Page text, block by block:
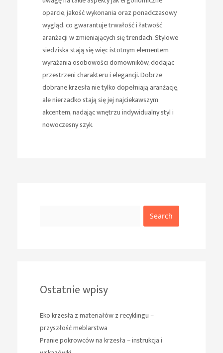
oparcie, jakość wykonania oraz ponadczasowy
wygląd, co gwarantuje trwałość i łatwość
aranżacji w zmieniających się trendach. Stylowe
siedziska stają się więc istotnym elementem
wyrażania osobowości domowników, dodając
przestrzeni charakteru i elegancji. Dobrze
dobrane krzesła nie tylko dopełniają aranżację,
ale nierzadko stają się jej najciekawszym
akcentem, nadając wnętrzu indywidualny styl i
nowoczesny szyk.
Ostatnie wpisy
Eko krzesła z materiałów z recyklingu –
przyszłość meblarstwa
Pranie pokrowców na krzesła – instrukcja i